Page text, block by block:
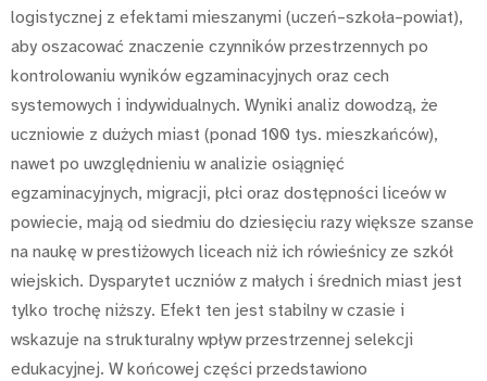
logistycznej z efektami mieszanymi (uczeń–szkoła–powiat),
aby oszacować znaczenie czynników przestrzennych po
kontrolowaniu wyników egzaminacyjnych oraz cech
systemowych i indywidualnych. Wyniki analiz dowodzą, że
uczniowie z dużych miast (ponad 100 tys. mieszkańców),
nawet po uwzględnieniu w analizie osiągnięć
egzaminacyjnych, migracji, płci oraz dostępności liceów w
powiecie, mają od siedmiu do dziesięciu razy większe szanse
na naukę w prestiżowych liceach niż ich rówieśnicy ze szkół
wiejskich. Dysparytet uczniów z małych i średnich miast jest
tylko trochę niższy. Efekt ten jest stabilny w czasie i
wskazuje na strukturalny wpływ przestrzennej selekcji
edukacyjnej. W końcowej części przedstawiono